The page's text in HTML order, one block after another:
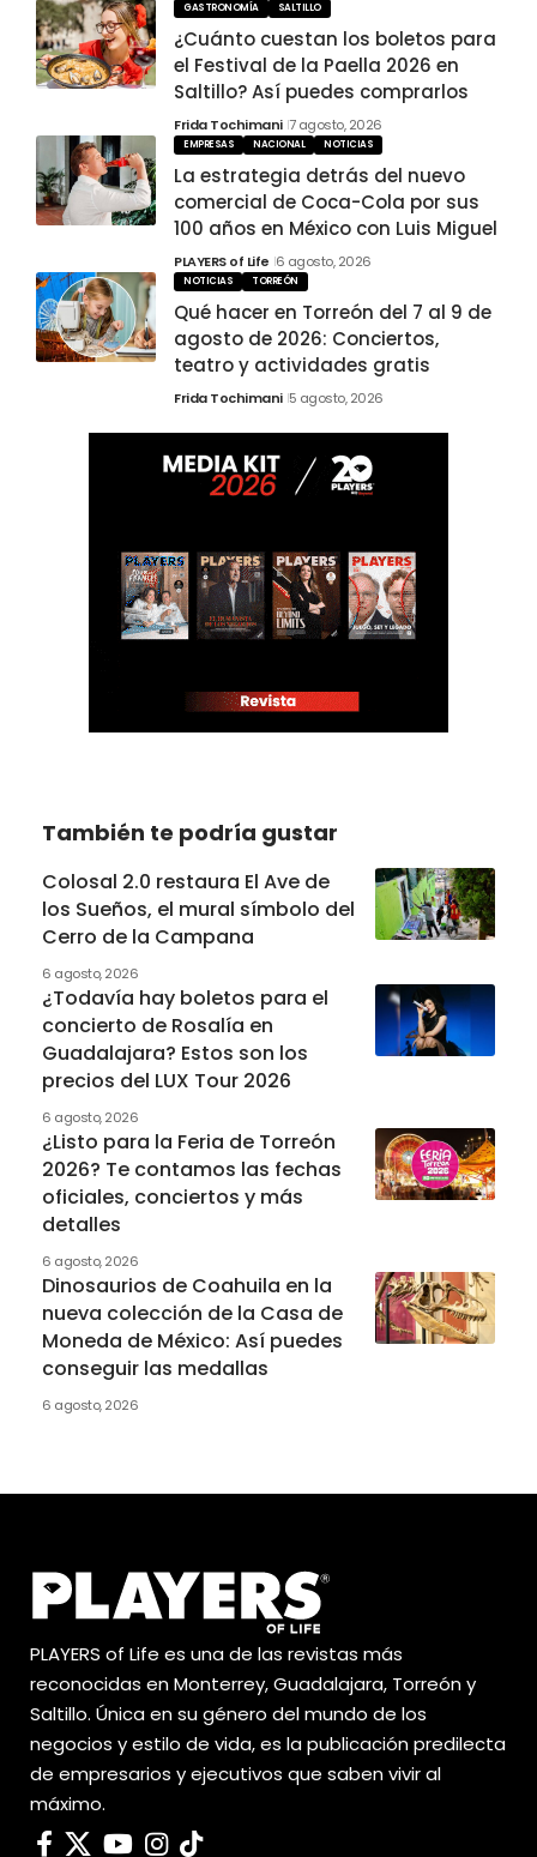
GASTRONOMÍA SALTILLO
¿Cuánto cuestan los boletos para
el Festival de la Paella 2026 en
Saltillo? Así puedes comprarlos
Frida Tochimani 7 agosto, 2026
EMPRESAS NACIONAL NOTICIAS
La estrategia detrás del nuevo
comercial de Coca-Cola por sus
100 años en México con Luis Miguel
PLAYERS of Life 6 agosto, 2026
NOTICIAS TORREÓN
Qué hacer en Torreón del 7 al 9 de
agosto de 2026: Conciertos,
teatro y actividades gratis
Frida Tochimani 5 agosto, 2026
También te podría gustar
Colosal 2.0 restaura El Ave de
los Sueños, el mural símbolo del
Cerro de la Campana
6 agosto, 2026
¿Todavía hay boletos para el
concierto de Rosalía en
Guadalajara? Estos son los
precios del LUX Tour 2026
6 agosto, 2026
¿Listo para la Feria de Torreón
2026? Te contamos las fechas
oficiales, conciertos y más
detalles
6 agosto, 2026
Dinosaurios de Coahuila en la
nueva colección de la Casa de
Moneda de México: Así puedes
conseguir las medallas
6 agosto, 2026
PLAYERS of Life es una de las revistas más
reconocidas en Monterrey, Guadalajara, Torreón y
Saltillo. Única en su género del mundo de los
negocios y estilo de vida, es la publicación predilecta
de empresarios y ejecutivos que saben vivir al
máximo.